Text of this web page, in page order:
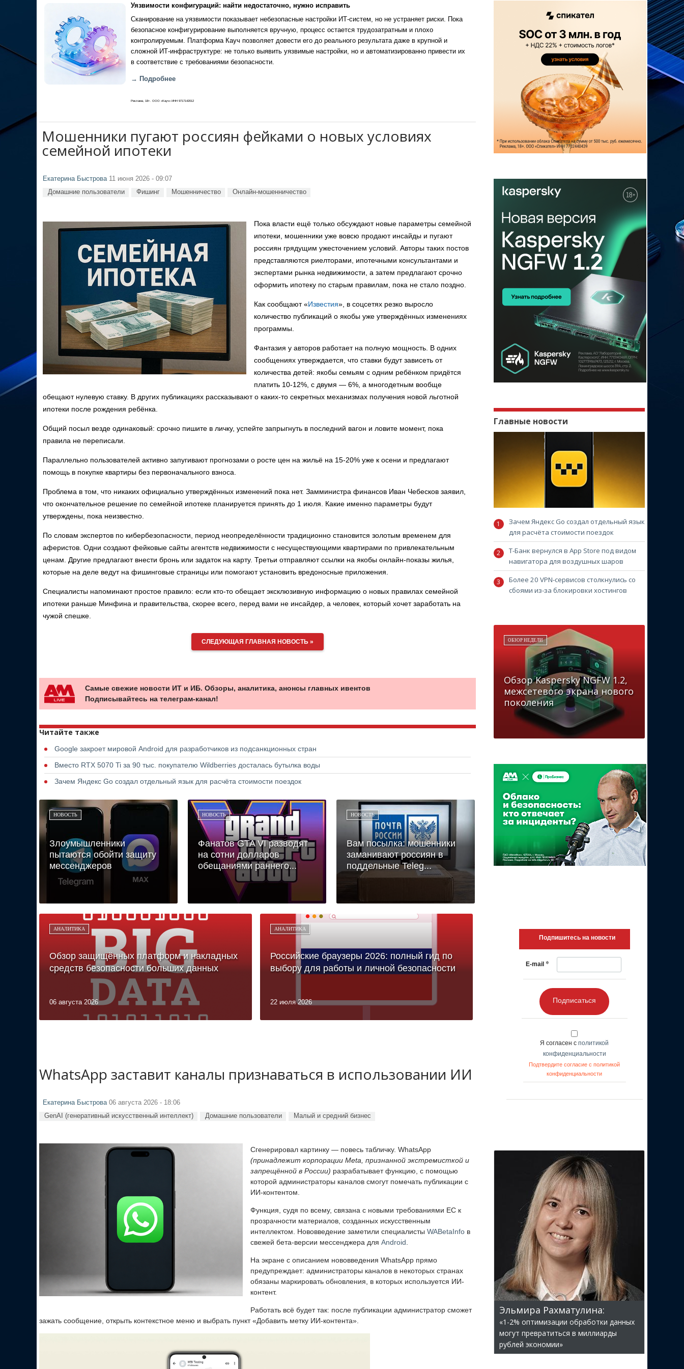
Уязвимости конфигураций: найти недостаточно, нужно исправить
Сканирование на уязвимости показывает небезопасные настройки ИТ-систем, но не устраняет риски. Пока
безопасное конфигурирование выполняется вручную, процесс остается трудозатратным и плохо
контролируемым. Платформа Кауч позволяет довести его до реального результата даже в крупной и
сложной ИТ-инфраструктуре: не только выявить уязвимые настройки, но и автоматизированно привести их
в соответствие с требованиями безопасности.
→ Подробнее
Реклама, 18+. ООО «Кауч» ИНН 9717142012
Мошенники пугают россиян фейками о новых условиях
семейной ипотеки
Екатерина Быстрова11 июня 2026 - 09:07
Домашние пользователи Фишинг Мошенничество Онлайн-мошенничество
Пока власти ещё только обсуждают новые параметры семейной
ипотеки, мошенники уже вовсю продают инсайды и пугают
россиян грядущим ужесточением условий. Авторы таких постов
представляются риелторами, ипотечными консультантами и
экспертами рынка недвижимости, а затем предлагают срочно
оформить ипотеку по старым правилам, пока не стало поздно.
Как сообщают «Известия», в соцсетях резко выросло
количество публикаций о якобы уже утверждённых изменениях
программы.
Фантазия у авторов работает на полную мощность. В одних
сообщениях утверждается, что ставки будут зависеть от
количества детей: якобы семьям с одним ребёнком придётся
платить 10-12%, с двумя — 6%, а многодетным вообще
обещают нулевую ставку. В других публикациях рассказывают о каких-то секретных механизмах получения новой льготной
ипотеки после рождения ребёнка.
Общий посыл везде одинаковый: срочно пишите в личку, успейте запрыгнуть в последний вагон и ловите момент, пока
правила не переписали.
Параллельно пользователей активно запугивают прогнозами о росте цен на жильё на 15-20% уже к осени и предлагают
помощь в покупке квартиры без первоначального взноса.
Проблема в том, что никаких официально утверждённых изменений пока нет. Замминистра финансов Иван Чебесков заявил,
что окончательное решение по семейной ипотеке планируется принять до 1 июля. Какие именно параметры будут
утверждены, пока неизвестно.
По словам экспертов по кибербезопасности, период неопределённости традиционно становится золотым временем для
аферистов. Одни создают фейковые сайты агентств недвижимости с несуществующими квартирами по привлекательным
ценам. Другие предлагают внести бронь или задаток на карту. Третьи отправляют ссылки на якобы онлайн-показы жилья,
которые на деле ведут на фишинговые страницы или помогают установить вредоносные приложения.
Специалисты напоминают простое правило: если кто-то обещает эксклюзивную информацию о новых правилах семейной
ипотеки раньше Минфина и правительства, скорее всего, перед вами не инсайдер, а человек, который хочет заработать на
чужой спешке.
СЛЕДУЮЩАЯ ГЛАВНАЯ НОВОСТЬ »
Самые свежие новости ИТ и ИБ. Обзоры, аналитика, анонсы главных ивентов
Подписывайтесь на телеграм-канал!
Читайте также
Google закроет мировой Android для разработчиков из подсанкционных стран
Вместо RTX 5070 Ti за 90 тыс. покупателю Wildberries досталась бутылка воды
Зачем Яндекс Go создал отдельный язык для расчёта стоимости поездок
НОВОСТЬ
Злоумышленники
пытаются обойти защиту
мессенджеров
НОВОСТЬ
Фанатов GTA VI разводят
на сотни долларов
обещаниями раннего...
НОВОСТЬ
Вам посылка: мошенники
заманивают россиян в
поддельные Teleg...
АНАЛИТИКА
Обзор защищённых платформ и накладных
средств безопасности больших данных
06 августа 2026
АНАЛИТИКА
Российские браузеры 2026: полный гид по
выбору для работы и личной безопасности
22 июля 2026
WhatsApp заставит каналы признаваться в использовании ИИ
Екатерина Быстрова 06 августа 2026 - 18:06
GenAI (генеративный искусственный интеллект) Домашние пользователи Малый и средний бизнес
Сгенерировал картинку — повесь табличку. WhatsApp
(принадлежит корпорации Meta, признанной экстремисткой и
запрещённой в России) разрабатывает функцию, с помощью
которой администраторы каналов смогут помечать публикации с
ИИ-контентом.
Функция, судя по всему, связана с новыми требованиями ЕС к
прозрачности материалов, созданных искусственным
интеллектом. Нововведение заметили специалисты WABetaInfo в
свежей бета-версии мессенджера для Android
На экране с описанием нововведения WhatsApp прямо
предупреждает: администраторы каналов в некоторых странах
обязаны маркировать обновления, в которых используется ИИ-
контент.
Работать всё будет так: после публикации администратор сможет
зажать сообщение, открыть контекстное меню и выбрать пункт «Добавить метку ИИ-контента».
Главные новости
Зачем Яндекс Go создал отдельный язык
для расчёта стоимости поездок
Т-Банк вернулся в App Store под видом
навигатора для воздушных шаров
Более 20 VPN-сервисов столкнулись со
сбоями из-за блокировки хостингов
ОБЗОР НЕДЕЛИ
Обзор Kaspersky NGFW 1.2,
межсетевого экрана нового
поколения
Подпишитесь на новости
E-mail *
Подписаться
Я согласен с политикой
конфиденциальности
Подтвердите согласие с политикой
конфиденциальности
Эльмира Рахматулина:
«1-2% оптимизации обработки данных
могут превратиться в миллиарды
рублей экономии»